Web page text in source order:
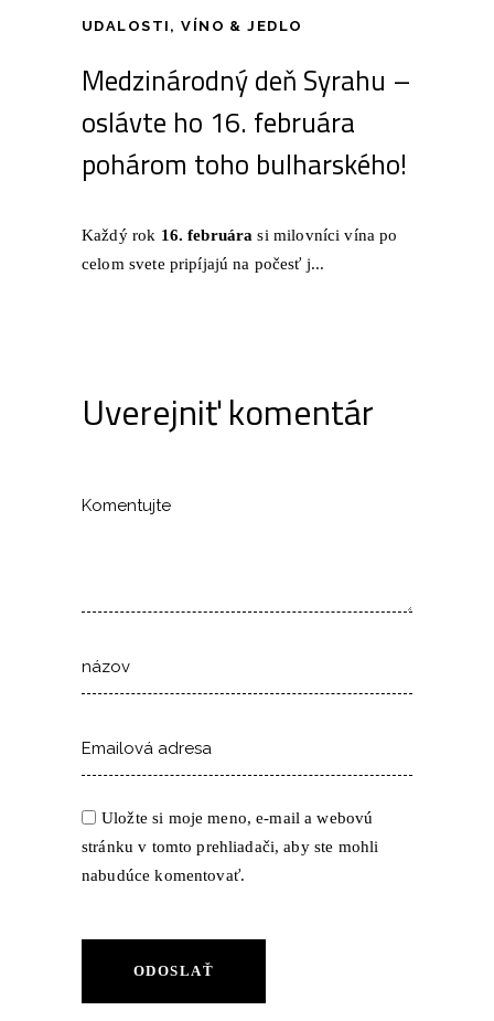
UDALOSTI ,VÍNO & JEDLO
Medzinárodný deň Syrahu –
oslávte ho 16. februára
pohárom toho bulharského!
Každý rok 16. februára si milovníci vína po
celom svete pripíjajú na počesť j...
Uverejniť komentár
Uložte si moje meno, e-mail a webovú
stránku v tomto prehliadači, aby ste mohli
nabudúce komentovať.
ODOSLAŤ